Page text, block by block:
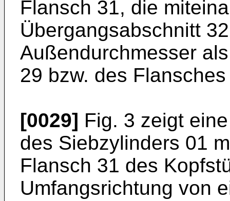
Flansch 31, die
Übergangsabschnitt
Außendurchmesser
29 bzw. des
[0029] Fig. 3 zeigt
des Siebzylinders 01
Flansch 31 des
Umfangsrichtung von